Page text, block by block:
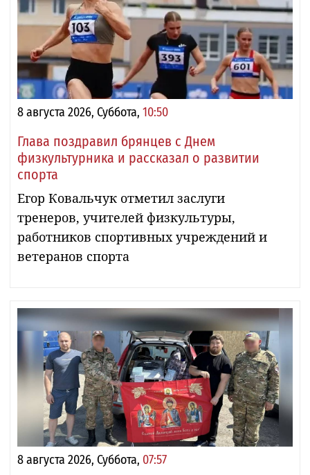
8 августа 2026, Суббота, 10:50
Глава поздравил брянцев с Днем
физкультурника и рассказал о развитии
спорта
Егор Ковальчук отметил заслуги
тренеров, учителей физкультуры,
работников спортивных учреждений и
ветеранов спорта
8 августа 2026, Суббота, 07:57